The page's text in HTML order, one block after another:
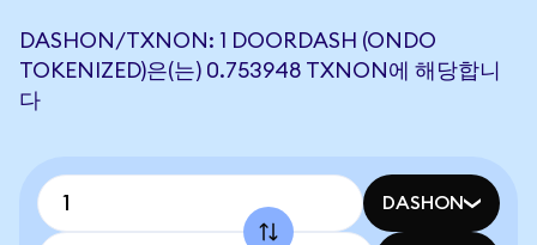
DASHON/TXNON: 1 DOORDASH (ONDO
TOKENIZED)은(는) 0.753948 TXNON에 해당합니
다
DASHON